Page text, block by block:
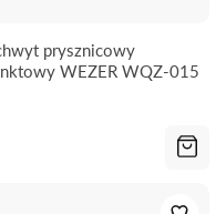
prysznicowy
WEZER WQZ-015